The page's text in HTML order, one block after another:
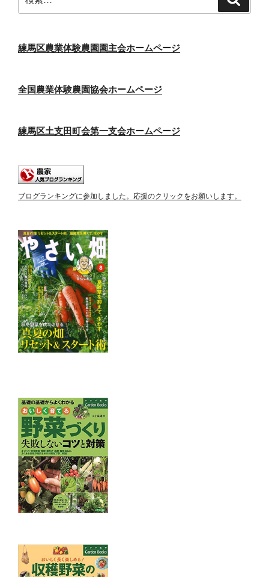
索:
練馬区農業体験農園園主会ホームページ
全国農業体験農園協会ホームページ
練馬区土支田町会第一支会ホームページ
ブログランキングに参加しました。応援のクリックをお願いします。